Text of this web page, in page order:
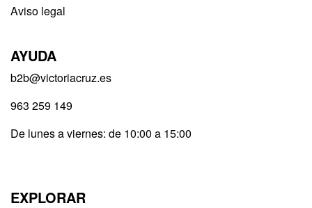
Aviso legal
AYUDA
b2b@victoriacruz.es
963 259 149
De lunes a viernes: de 10:00 a 15:00
EXPLORAR